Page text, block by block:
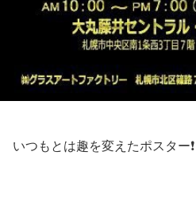
いつもとは趣を変えたポスター❗️